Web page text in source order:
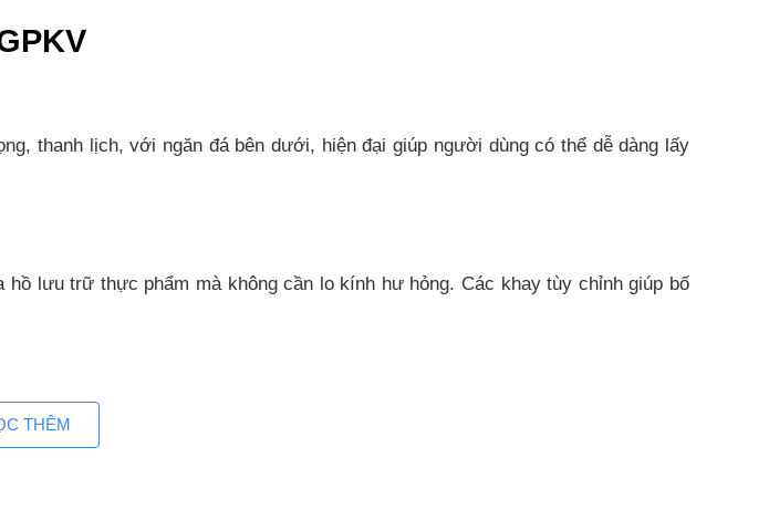
thanh lịch, với ngăn đá bên dưới, hiện đại giúp người dùng có thể dễ dàng lấy
lưu trữ thực phẩm mà không cần lo kính hư hỏng. Các khay tùy chỉnh giúp bố
cho gia đình từ 2 – 3 thành viên, cho phép bạn dự trữ khối lượng lớn thực
THÊM